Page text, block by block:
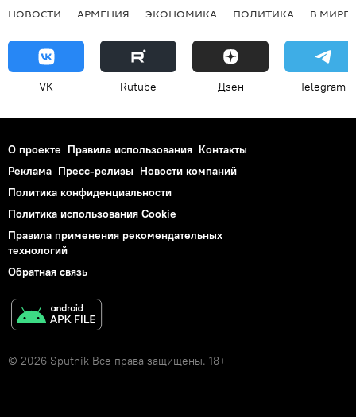
НОВОСТИ АРМЕНИЯ ЭКОНОМИКА ПОЛИТИКА В МИРЕ
VK Rutube Дзен Telegram
О проекте Правила использования Контакты
Реклама Пресс-релизы Новости компаний
Политика конфиденциальности
Политика использования Cookie
Правила применения рекомендательных
технологий
Обратная связь
© 2026 Sputnik Все права защищены. 18+